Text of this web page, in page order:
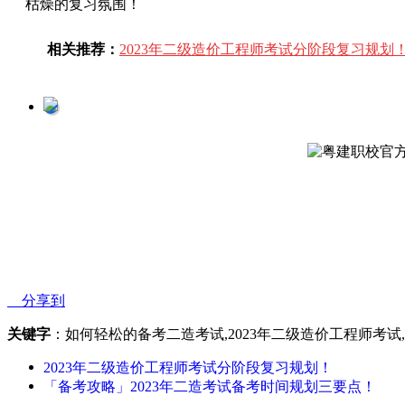
枯燥的复习氛围！
相关推荐： 2023年二级造价工程师考试分阶段复习规划
分享到
关键字 ：如何轻松的备考二造考试,2023年二级造价工程师考
2023年二级造价工程师考试分阶段复习规划！
「备考攻略」2023年二造考试备考时间规划三要点！